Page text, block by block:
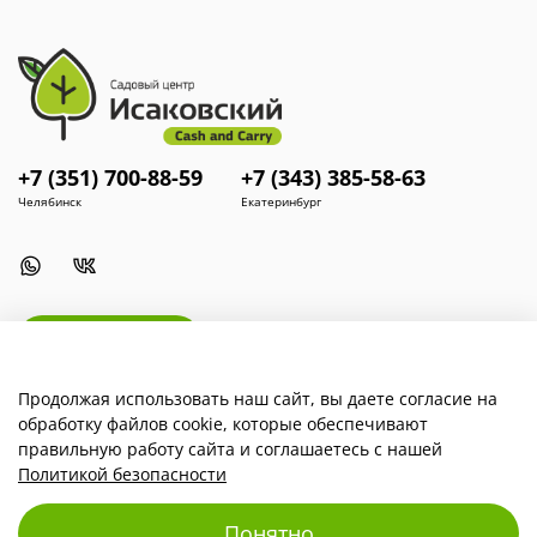
Наша компания
Для покупателей
+7 (351) 700-88-59
Челябинск
+7 (343) 385-58-63
Екатеринбург
Продолжая использовать наш сайт, вы даете согласие на
обработку файлов cookie, которые обеспечивают
правильную работу сайта и соглашаетесь с нашей
Политикой безопасности